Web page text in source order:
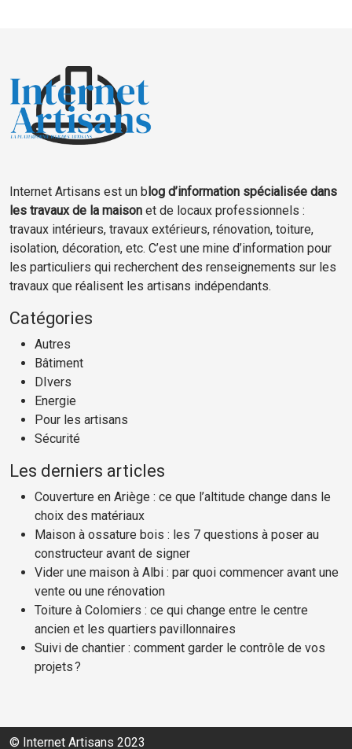
Internet Artisans est un blog d’information spécialisée dans
les travaux de la maison et de locaux professionnels :
travaux intérieurs, travaux extérieurs, rénovation, toiture,
isolation, décoration, etc. C’est une mine d’information pour
les particuliers qui recherchent des renseignements sur les
travaux que réalisent les artisans indépendants.
Catégories
Autres
Bâtiment
DIvers
Energie
Pour les artisans
Sécurité
Les derniers articles
Couverture en Ariège : ce que l’altitude change dans le
choix des matériaux
Maison à ossature bois : les 7 questions à poser au
constructeur avant de signer
Vider une maison à Albi : par quoi commencer avant une
vente ou une rénovation
Toiture à Colomiers : ce qui change entre le centre
ancien et les quartiers pavillonnaires
Suivi de chantier : comment garder le contrôle de vos
projets ?
© Internet Artisans 2023